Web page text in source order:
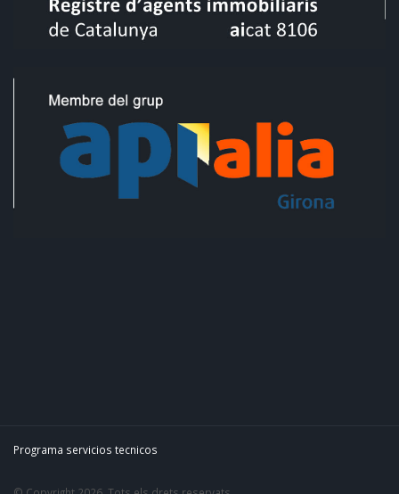
Programa servicios tecnicos